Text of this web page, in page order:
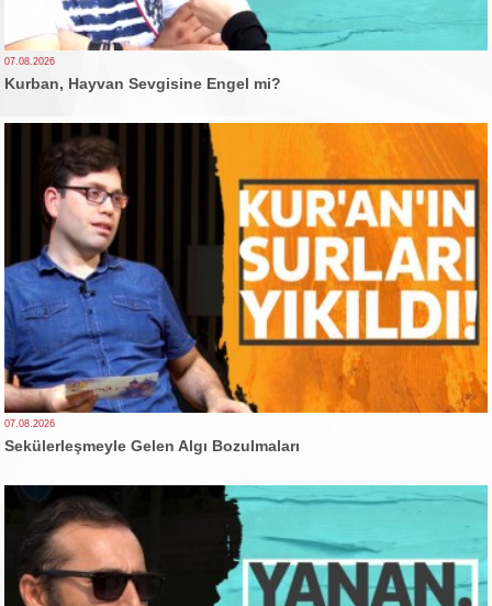
07.08.2026
Kurban, Hayvan Sevgisine Engel mi?
07.08.2026
Sekülerleşmeyle Gelen Algı Bozulmaları